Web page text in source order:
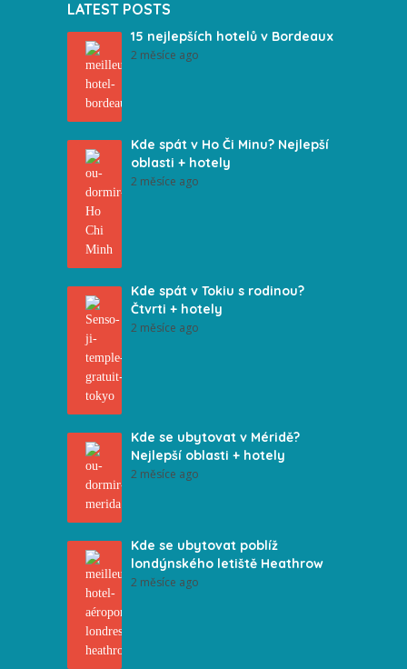
LATEST POSTS
15 nejlepších hotelů v Bordeaux
2 měsíce ago
Kde spát v Ho Či Minu? Nejlepší
oblasti + hotely
2 měsíce ago
Kde spát v Tokiu s rodinou?
Čtvrti + hotely
2 měsíce ago
Kde se ubytovat v Méridě?
Nejlepší oblasti + hotely
2 měsíce ago
Kde se ubytovat poblíž
londýnského letiště Heathrow
2 měsíce ago